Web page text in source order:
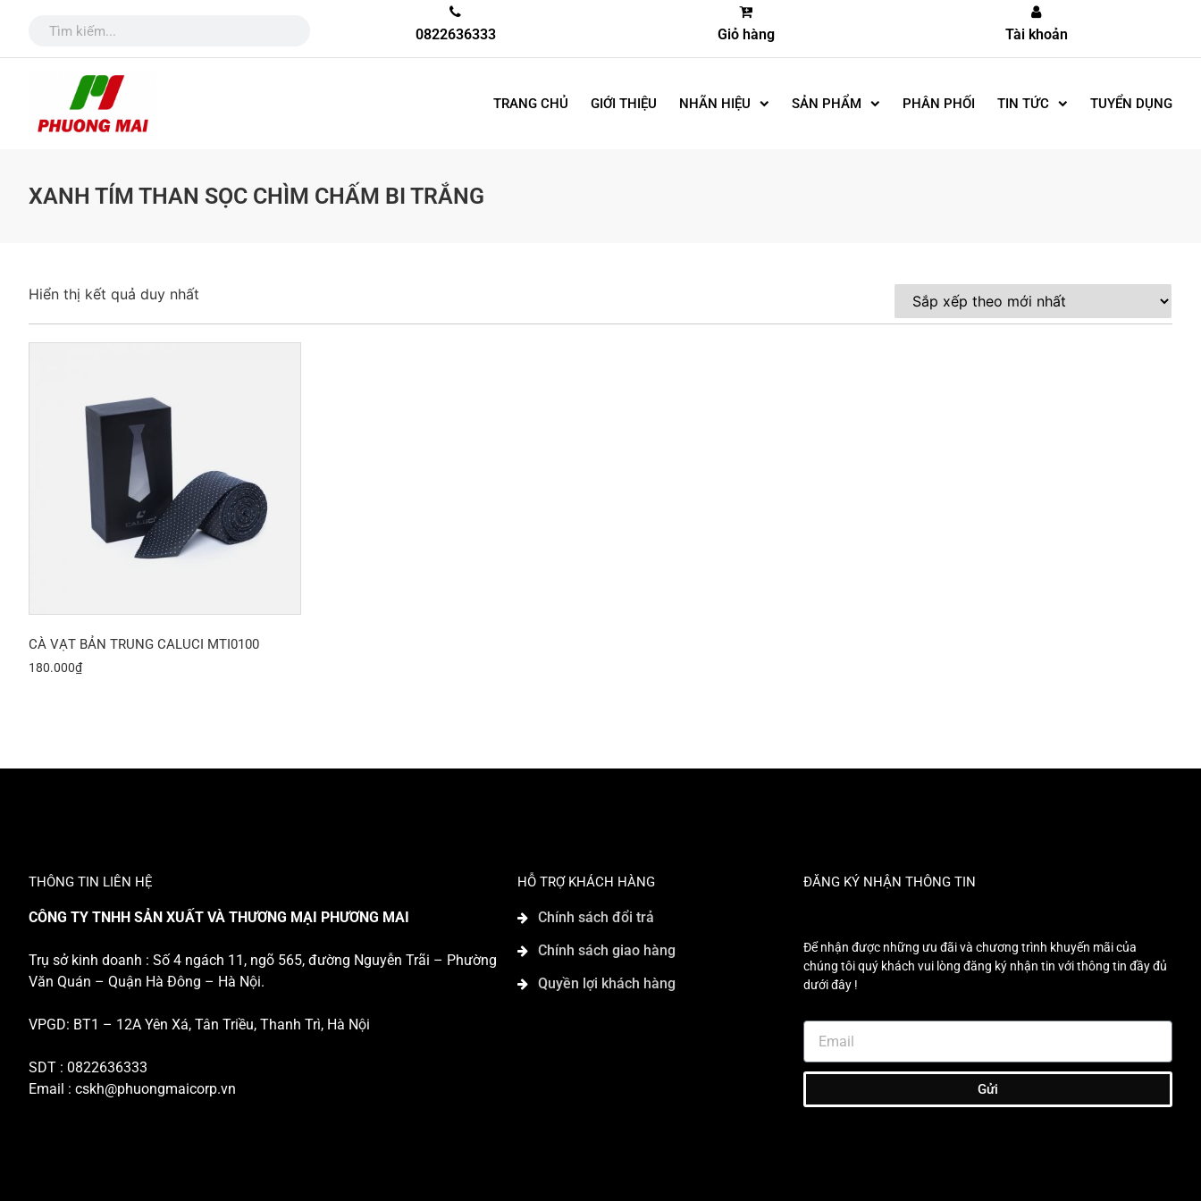
0822636333 Giỏ hàng Tài khoản
TRANG CHỦ GIỚI THIỆU NHÃN HIỆU SẢN PHẨM PHÂN PHỐI TIN TỨC TUYỂN DỤNG
XANH TÍM THAN SỌC CHÌM CHẤM BI TRẮNG
Hiển thị kết quả duy nhất
CÀ VẠT BẢN TRUNG CALUCI MTI0100
180.000₫
THÔNG TIN LIÊN HỆ
CÔNG TY TNHH SẢN XUẤT VÀ THƯƠNG MẠI PHƯƠNG MAI
Trụ sở kinh doanh : Số 4 ngách 11, ngõ 565, đường Nguyễn Trãi – Phường
Văn Quán – Quận Hà Đông – Hà Nội.
VPGD: BT1 – 12A Yên Xá, Tân Triều, Thanh Trì, Hà Nội
SDT : 0822636333
Email : cskh@phuongmaicorp.vn
HỖ TRỢ KHÁCH HÀNG
Chính sách đổi trả
Chính sách giao hàng
Quyền lợi khách hàng
ĐĂNG KÝ NHẬN THÔNG TIN
Để nhận được những ưu đãi và chương trình khuyến mãi của
chúng tôi quý khách vui lòng đăng ký nhận tin với thông tin đầy đủ
dưới đây !
Gửi